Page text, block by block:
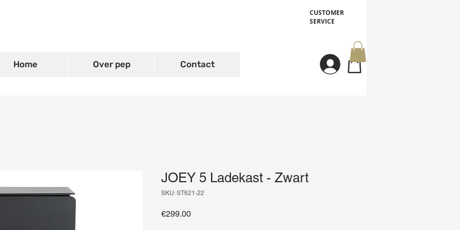
CUSTOMER
SERVICE
Home Over pep Contact Inloggen
JOEY 5 Ladekast - Zwart
SKU: ST621-22
€299.00Price